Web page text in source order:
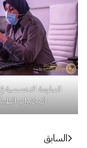
الدبلومة التخصصية
المختبرات
السابق